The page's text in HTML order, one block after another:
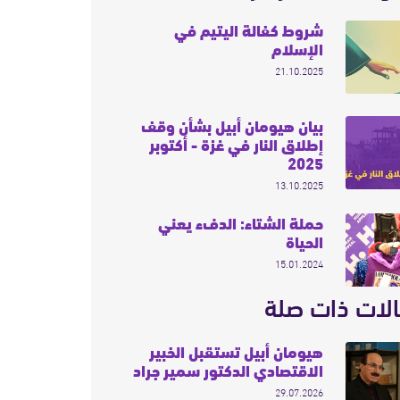
شروط كفالة اليتيم في
الإسلام
21.10.2025
بيان هيومان أبيل بشأن وقف
إطلاق النار في غزة - أكتوبر
2025
13.10.2025
حملة الشتاء: الدفء يعني
الحياة
15.01.2024
ذات صلة
هيومان أبيل تستقبل الخبير
الاقتصادي الدكتور سمير جراد
29.07.2026